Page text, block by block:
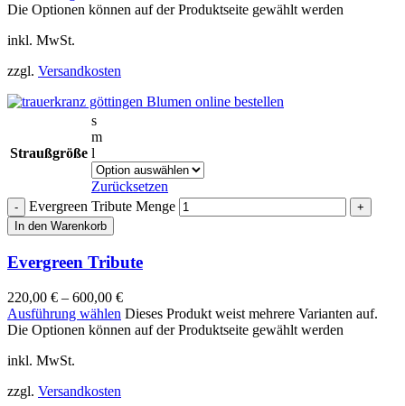
Die Optionen können auf der Produktseite gewählt werden
inkl. MwSt.
zzgl. Versandkosten
Straußgröße
s
m
l
Zurücksetzen
Evergreen Tribute Menge
In den Warenkorb
Evergreen Tribute
220,00 € – 600,00 €
Ausführung wählen Dieses Produkt weist mehrere Varianten auf.
Die Optionen können auf der Produktseite gewählt werden
inkl. MwSt.
zzgl. Versandkosten